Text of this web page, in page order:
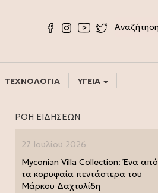
ΤΕΧΝΟΛΟΓΙΑ ΥΓΕΙΑ
ΡΟΗ ΕΙΔΗΣΕΩΝ
27 Ιουλίου 2026
Myconian Villa Collection: Ένα από
τα κορυφαία πεντάστερα του
Μάρκου Δαχτυλίδη